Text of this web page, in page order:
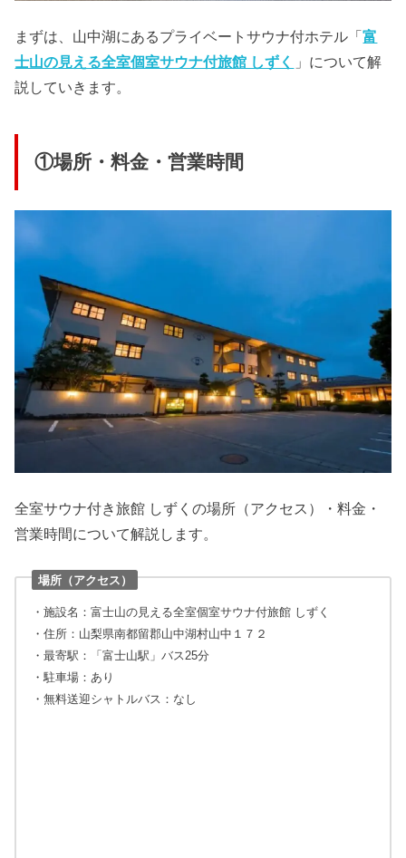
まずは、山中湖にあるプライベートサウナ付ホテル「富
士山の見える全室個室サウナ付旅館 しずく
」について解
説していきます。
①場所・料金・営業時間
全室サウナ付き旅館 しずくの場所（アクセス）・料金・
営業時間について解説します。
場所（アクセス）
・施設名：富士山の見える全室個室サウナ付旅館 しずく
・住所：山梨県南都留郡山中湖村山中１７２
・最寄駅：「富士山駅」バス25分
・駐車場：あり
・無料送迎シャトルバス：なし